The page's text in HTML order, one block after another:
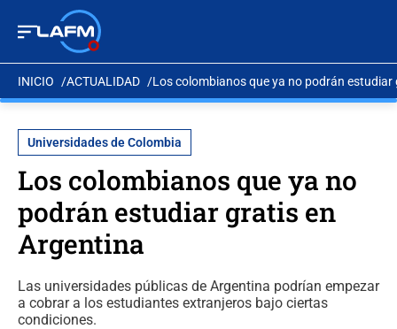
INICIO ACTUALIDAD Los colombianos que ya no podrán
Universidades de Colombia
Los colombianos que ya no
podrán estudiar gratis en
Argentina
Las universidades públicas de Argentina podrían empezar
a cobrar a los estudiantes extranjeros bajo ciertas
condiciones.